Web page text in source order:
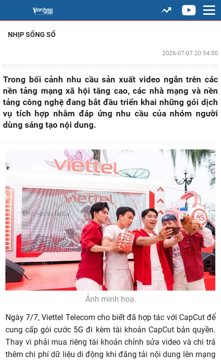
NHỊP SỐNG SỐ
2026-07-07 20:54:00
Trong bối cảnh nhu cầu sản xuất video ngắn trên các
nền tảng mạng xã hội tăng cao, các nhà mạng và nền
tảng công nghệ đang bắt đầu triển khai những gói dịch
vụ tích hợp nhằm đáp ứng nhu cầu của nhóm người
dùng sáng tạo nội dung.
Ảnh minh hoạ.
Ngày 7/7, Viettel Telecom cho biết đã hợp tác với CapCut để
cung cấp gói cước 5G đi kèm tài khoản CapCut bản quyền.
Thay vì phải mua riêng tài khoản chỉnh sửa video và chi trả
thêm chi phí dữ liệu di động khi đăng tải nội dung lên mạng